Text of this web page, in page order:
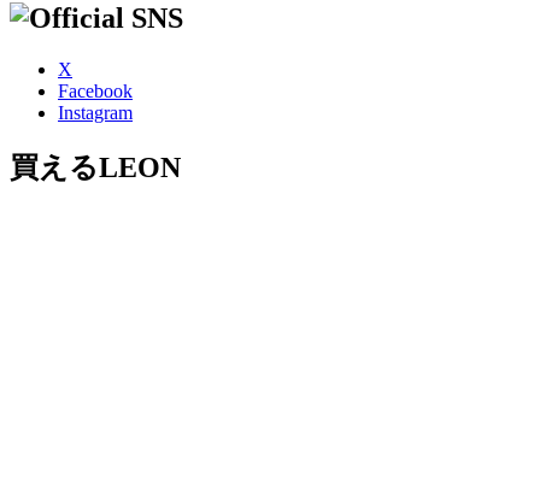
X
Facebook
Instagram
買えるLEON